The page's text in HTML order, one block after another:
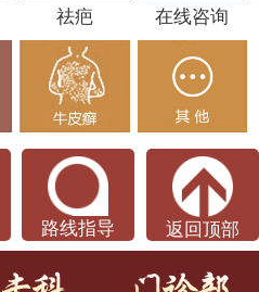
祛疤 在线咨询
路线指导 返回顶部